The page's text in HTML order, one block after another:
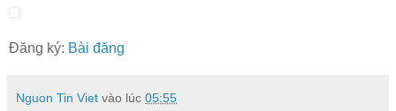
Đăng ký: Bài đăng
Nguon Tin Viet vào lúc 05:55